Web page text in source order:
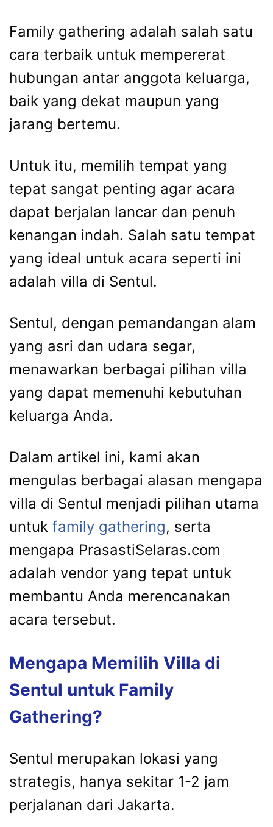
Family gathering adalah salah satu
cara terbaik untuk mempererat
hubungan antar anggota keluarga,
baik yang dekat maupun yang
jarang bertemu.
Untuk itu, memilih tempat yang
tepat sangat penting agar acara
dapat berjalan lancar dan penuh
kenangan indah. Salah satu tempat
yang ideal untuk acara seperti ini
adalah villa di Sentul.
Sentul, dengan pemandangan alam
yang asri dan udara segar,
menawarkan berbagai pilihan villa
yang dapat memenuhi kebutuhan
keluarga Anda.
Dalam artikel ini, kami akan
mengulas berbagai alasan mengapa
villa di Sentul menjadi pilihan utama
untuk family gathering, serta
mengapa PrasastiSelaras.com
adalah vendor yang tepat untuk
membantu Anda merencanakan
acara tersebut.
Mengapa Memilih Villa di
Sentul untuk Family
Gathering?
Sentul merupakan lokasi yang
strategis, hanya sekitar 1-2 jam
perjalanan dari Jakarta.